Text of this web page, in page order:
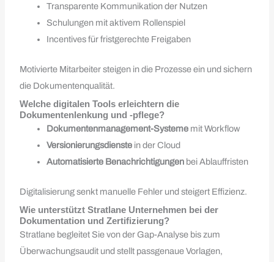
Transparente Kommunikation der Nutzen
Schulungen mit aktivem Rollenspiel
Incentives für fristgerechte Freigaben
Motivierte Mitarbeiter steigen in die Prozesse ein und sichern
die Dokumentenqualität.
Welche digitalen Tools erleichtern die
Dokumentenlenkung und -pflege?
Dokumentenmanagement-Systeme mit Workflow
Versionierungsdienste in der Cloud
Automatisierte Benachrichtigungen bei Ablauffristen
Digitalisierung senkt manuelle Fehler und steigert Effizienz.
Wie unterstützt Stratlane Unternehmen bei der
Dokumentation und Zertifizierung?
Stratlane begleitet Sie von der Gap-Analyse bis zum
Überwachungsaudit und stellt passgenaue Vorlagen,